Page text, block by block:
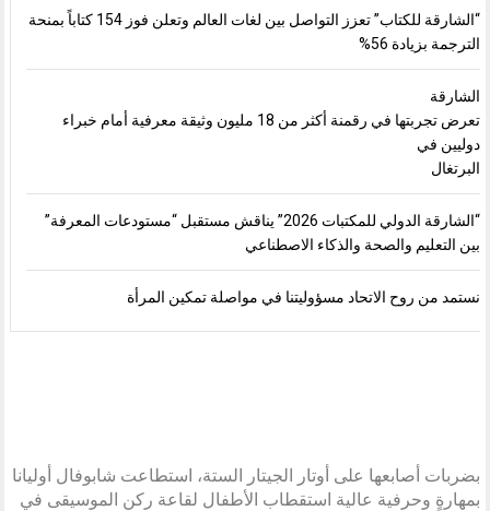
“الشارقة للكتاب” تعزز التواصل بين لغات العالم وتعلن فوز 154 كتاباً بمنحة
الترجمة بزيادة 56%
الشارقة
تعرض تجربتها في رقمنة أكثر من 18 مليون وثيقة معرفية أمام خبراء
دوليين في
البرتغال
“الشارقة الدولي للمكتبات 2026” يناقش مستقبل “مستودعات المعرفة”
بين التعليم والصحة والذكاء الاصطناعي
نستمد من روح الاتحاد مسؤوليتنا في مواصلة تمكين المرأة
بضربات أصابعها على أوتار الجيتار الستة، استطاعت شابوفال أوليانا
بمهارةٍ وحرفية عالية استقطاب الأطفال لقاعة ركن الموسيقى في